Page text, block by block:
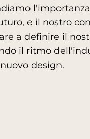
e il nostro
a definire il
il ritmo
design.